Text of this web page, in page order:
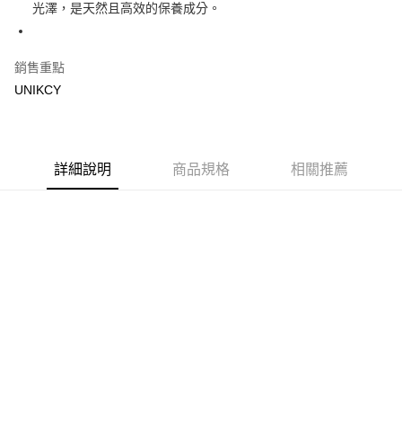
悠遊付
運送方式
付款後7-11取貨［需3-5個工作天不含預購商品］
光澤，是天然且高效的保養成分。
銷售重點
UNIKCY
詳細說明 商品規格 相關推薦